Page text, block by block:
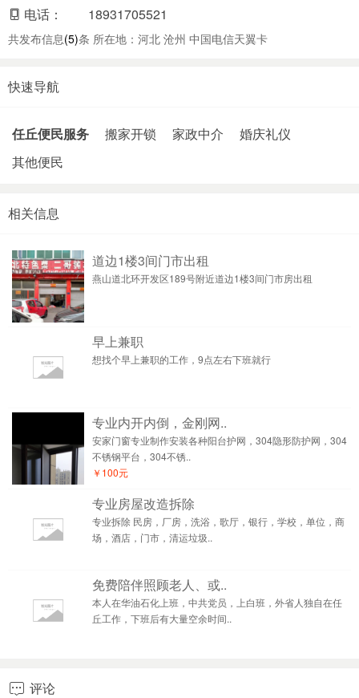
电话：
18931705521
共发布信息(5)条 所在地：河北 沧州 中国电信天翼卡
快速导航
任丘便民服务 搬家开锁 家政中介
婚庆礼仪
其他便民
相关信息
道边1楼3间门市出租
燕山道北环开发区189号附近道边1楼3间门市房出租
早上兼职
想找个早上兼职的工作，9点左右下班就行
专业内开内倒，金刚网..
安家门窗专业制作安装各种阳台护网，304隐形防护网，304
不锈钢平台，304不锈..
￥100元
专业房屋改造拆除
专业拆除 民房，厂房，洗浴，歌厅，银行，学校，单位，商
场，酒店，门市，清运垃圾..
免费陪伴照顾老人、或..
本人在华油石化上班，中共党员，上白班，外省人独自在任
丘工作，下班后有大量空余时间..
 评论